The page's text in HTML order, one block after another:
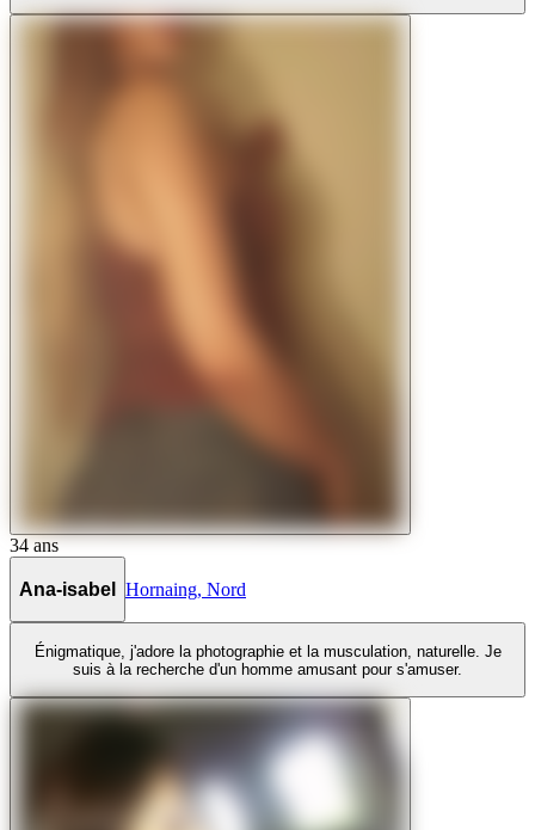
34 ans
Ana-isabel Hornaing, Nord
Énigmatique, j'adore la photographie et la musculation, naturelle. Je
suis à la recherche d'un homme amusant pour s'amuser.